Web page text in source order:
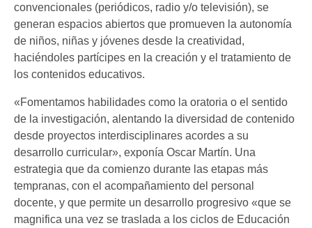
convencionales (periódicos, radio y/o televisión), se
generan espacios abiertos que promueven la autonomía
de niños, niñas y jóvenes desde la creatividad,
haciéndoles partícipes en la creación y el tratamiento de
los contenidos educativos.
«Fomentamos habilidades como la oratoria o el sentido
de la investigación, alentando la diversidad de contenido
desde proyectos interdisciplinares acordes a su
desarrollo curricular», exponía Oscar Martín. Una
estrategia que da comienzo durante las etapas más
tempranas, con el acompañamiento del personal
docente, y que permite un desarrollo progresivo «que se
magnifica una vez se traslada a los ciclos de Educación